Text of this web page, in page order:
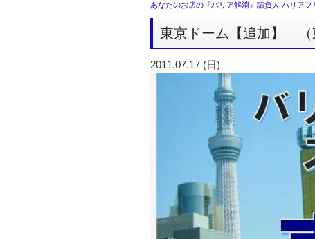
あなたのお店の『バリア解消』請負人 バリア
東京ドーム【追加】 （
2011.07.17 (日)